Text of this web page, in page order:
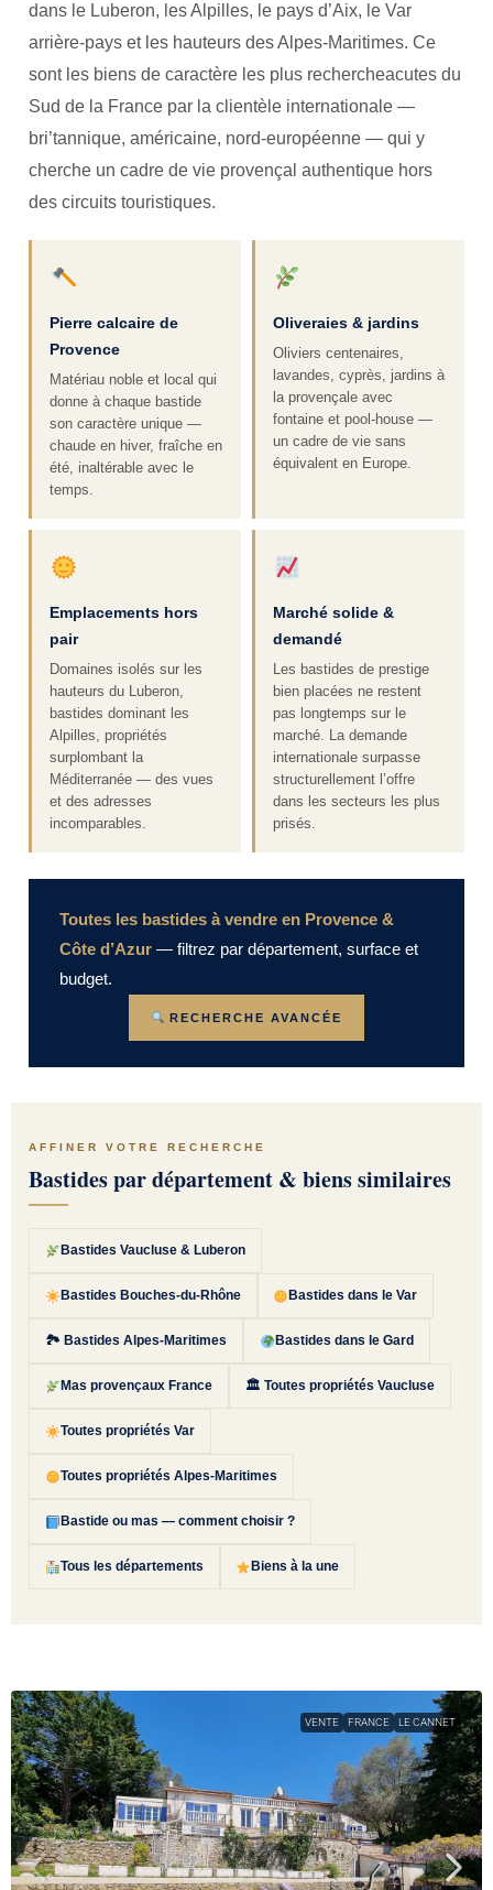
dans le Luberon, les Alpilles, le pays d’Aix, le Var
arrière-pays et les hauteurs des Alpes-Maritimes. Ce
sont les biens de caractère les plus rechercheacutes du
Sud de la France par la clientèle internationale —
bri’tannique, américaine, nord-européenne — qui y
cherche un cadre de vie provençal authentique hors
des circuits touristiques.
Pierre calcaire de
Provence
Matériau noble et local qui
donne à chaque bastide
son caractère unique —
chaude en hiver, fraîche en
été, inaltérable avec le
temps.
Oliveraies & jardins
Oliviers centenaires,
lavandes, cyprès, jardins à
la provençale avec
fontaine et pool-house —
un cadre de vie sans
équivalent en Europe.
Emplacements hors
pair
Domaines isolés sur les
hauteurs du Luberon,
bastides dominant les
Alpilles, propriétés
surplombant la
Méditerranée — des vues
et des adresses
incomparables.
Marché solide &
demandé
Les bastides de prestige
bien placées ne restent
pas longtemps sur le
marché. La demande
internationale surpasse
structurellement l’offre
dans les secteurs les plus
prisés.
Toutes les bastides à vendre en Provence &
Côte d’Azur — filtrez par département, surface et
budget.
RECHERCHE AVANCÉE
AFFINER VOTRE RECHERCHE
Bastides par département & biens similaires
Bastides Vaucluse & Luberon
Bastides Bouches-du-Rhône Bastides dans le Var
🏞 Bastides Alpes-Maritimes Bastides dans le Gard
Mas provençaux France 🏛 Toutes propriétés Vaucluse
Toutes propriétés Var
Toutes propriétés Alpes-Maritimes
Bastide ou mas — comment choisir ?
Tous les départements Biens à la une
VENTE FRANCE LE CANNET